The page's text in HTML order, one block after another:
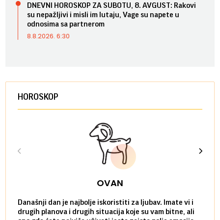
DNEVNI HOROSKOP ZA SUBOTU, 8. AVGUST: Rakovi
su nepažljivi i misli im lutaju, Vage su napete u
odnosima sa partnerom
8.8.2026. 6:30
HOROSKOP
OVAN
Današnji dan je najbolje iskoristiti za ljubav. Imate vi i
drugih planova i drugih situacija koje su vam bitne, ali